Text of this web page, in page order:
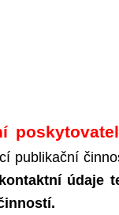
publikační
údaje